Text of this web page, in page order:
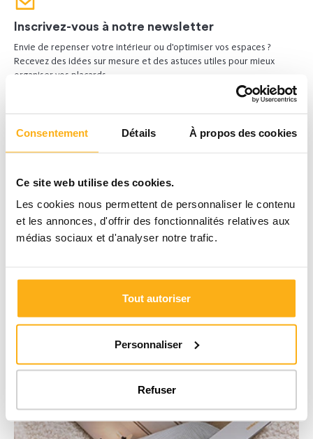
Consentement Détails À propos des cookies
Ce site web utilise des cookies.
Les cookies nous permettent de personnaliser le contenu
et les annonces, d'offrir des fonctionnalités relatives aux
médias sociaux et d'analyser notre trafic.
Tout autoriser
Personnaliser
Refuser
Inscrivez-vous à notre newsletter
Envie de repenser votre intérieur ou d’optimiser vos espaces ?
Recevez des idées sur mesure et des astuces utiles pour mieux
organiser vos placards.